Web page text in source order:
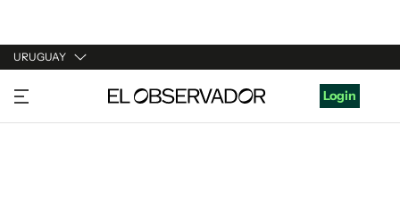
URUGUAY
URUGUAY
ARGENTINA
Login